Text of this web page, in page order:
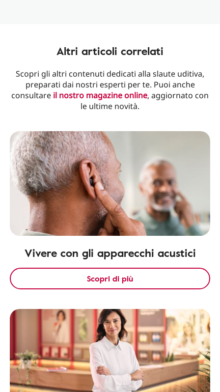
Altri articoli correlati
Scopri gli altri contenuti dedicati alla slaute uditiva,
preparati dai nostri esperti per te. Puoi anche
consultare il nostro magazine online, aggiornato con
le ultime novità.
Vivere con gli apparecchi acustici
Scopri di più